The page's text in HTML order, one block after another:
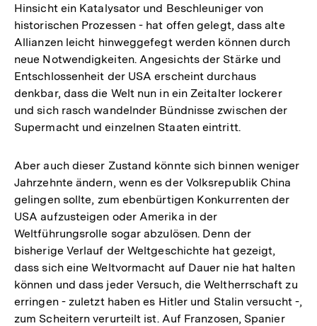
Hinsicht ein Katalysator und Beschleuniger von
historischen Prozessen - hat offen gelegt, dass alte
Allianzen leicht hinweggefegt werden können durch
neue Notwendigkeiten. Angesichts der Stärke und
Entschlossenheit der USA erscheint durchaus
denkbar, dass die Welt nun in ein Zeitalter lockerer
und sich rasch wandelnder Bündnisse zwischen der
Supermacht und einzelnen Staaten eintritt.
Aber auch dieser Zustand könnte sich binnen weniger
Jahrzehnte ändern, wenn es der Volksrepublik China
gelingen sollte, zum ebenbürtigen Konkurrenten der
USA aufzusteigen oder Amerika in der
Weltführungsrolle sogar abzulösen. Denn der
bisherige Verlauf der Weltgeschichte hat gezeigt,
dass sich eine Weltvormacht auf Dauer nie hat halten
können und dass jeder Versuch, die Weltherrschaft zu
erringen - zuletzt haben es Hitler und Stalin versucht -,
zum Scheitern verurteilt ist. Auf Franzosen, Spanier